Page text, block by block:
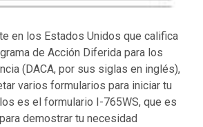
en los Estados Unidos que califica
de Acción Diferida para los
(DACA, por sus siglas en inglés),
varios formularios para iniciar tu
es el formulario I-765WS, que es
demostrar tu necesidad